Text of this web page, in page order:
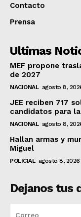
Contacto
Prensa
Ultimas
MEF propone
de 2027
NACIONAL agosto 8,
JEE reciben 717
candidatos para
NACIONAL agosto 8,
Hallan armas y
Miguel
POLICIAL agosto 8, 2026
Dejanos tus